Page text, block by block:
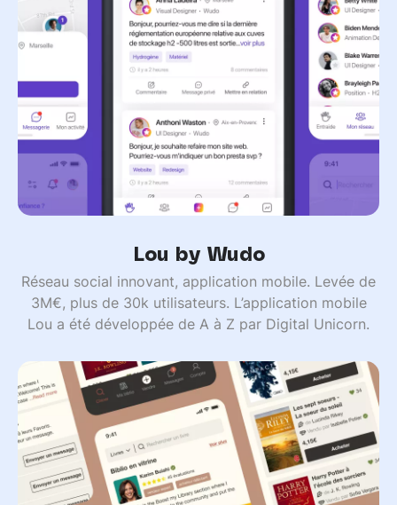
Lou by Wudo
Réseau social innovant, application mobile. Levée de
3M€, plus de 30k utilisateurs. L’application mobile
Lou a été développée de A à Z par Digital Unicorn.